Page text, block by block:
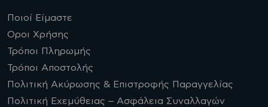
Ποιοί Είμαστε
Οροι Χρήσης
Τρόποι Πληρωμής
Τρόποι Αποστολής
Πολιτική Ακύρωσης & Επιστροφής Παραγγελίας
Πολιτική Εχεμύθειας – Ασφάλεια Συναλλαγών